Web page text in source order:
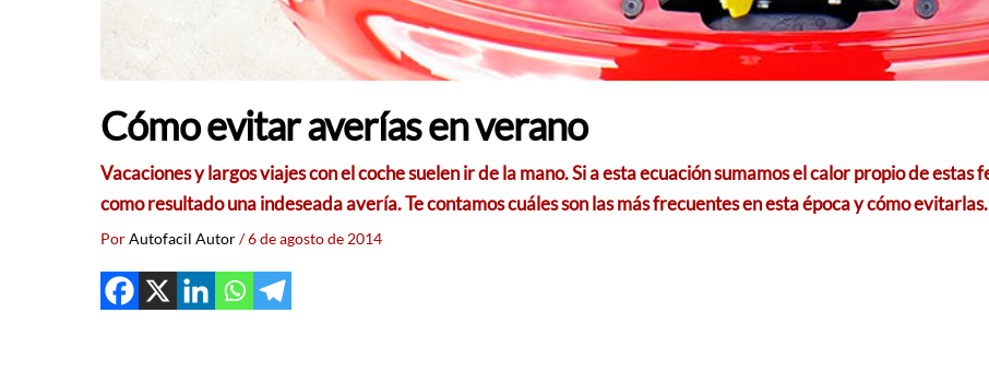
Cómo evitar averías en verano
Vacaciones y largos viajes con el coche suelen ir de la mano. Si a esta ecuación sumamos el calor propio de
como resultado una indeseada avería. Te contamos cuáles son las más frecuentes en esta época y cómo evitarlas.
PorAutofacil Autor/6 de agosto de 2014